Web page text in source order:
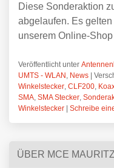
Diese Sonderaktion
abgelaufen. Es
unserem Online-
Veröffentlicht unter
UMTS - WLAN News |
Winkelstecker CLF200
SMA SMA Stecker
Winkelstecker | Schreibe
ÜBER MCE